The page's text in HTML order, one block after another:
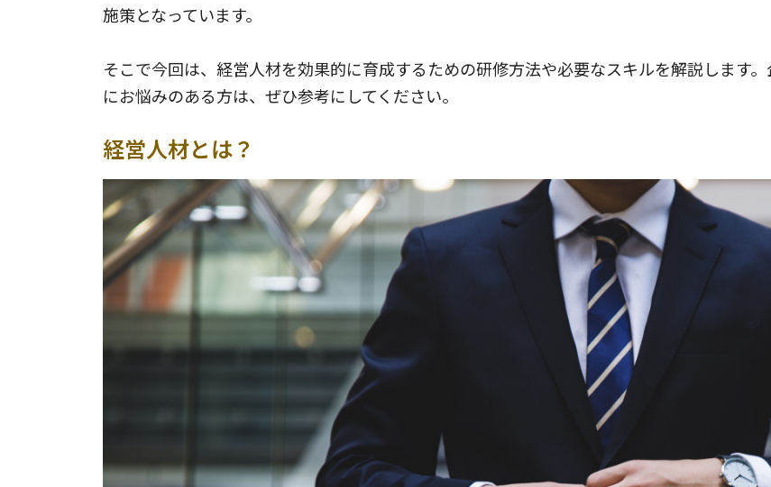
施策となっています。
そこで今回は、経営人材を効果的に育成するための研修方法や必要なスキルを解説します
にお悩みのある方は、ぜひ参考にしてください。
経営人材とは？